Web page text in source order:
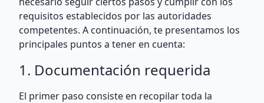
requisitos establecidos por las autoridades
competentes. A continuación, te presentamos los
principales puntos a tener en cuenta:
1. Documentación requerida
El primer paso consiste en recopilar toda la